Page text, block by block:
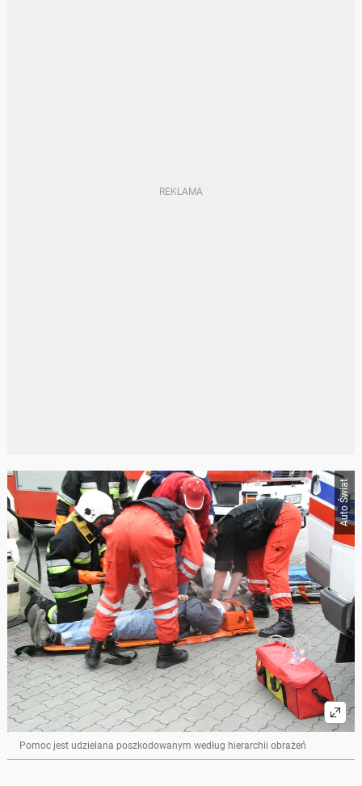
Auto Świat
Pomoc jest udzielana poszkodowanym według hierarchii obrażeń